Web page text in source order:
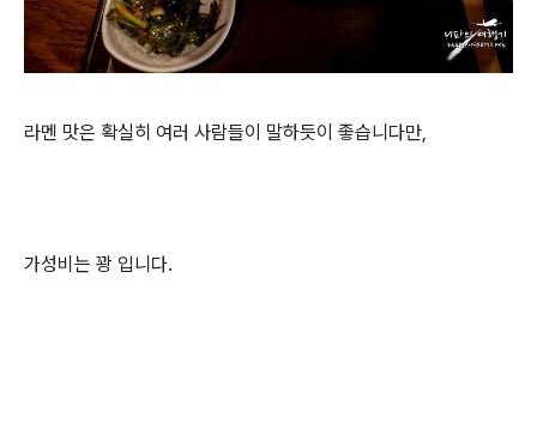
라멘 맛은 확실히 여러 사람들이 말하듯이 좋습니다만,
가성비는 꽝 입니다.